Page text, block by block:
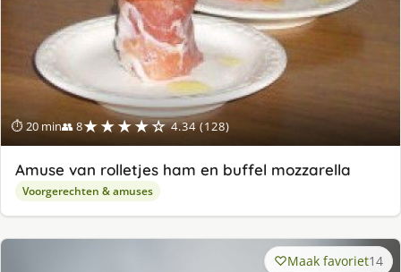
⏱ 20 min👥 8★★★★☆ 4.34 (128)
Amuse van rolletjes ham en buffel mozzarella
Voorgerechten & amuses
Maak favoriet14